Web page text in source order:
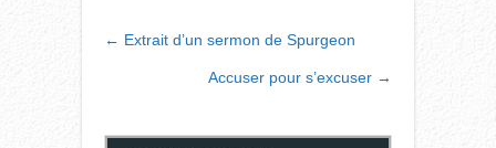
POST
NAVIGATION
← Extrait d’un sermon de Spurgeon
Accuser pour s’excuser →